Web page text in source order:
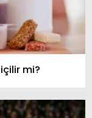
mi?